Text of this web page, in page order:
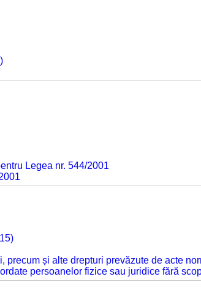
Legea nr. 544/2001
și alte drepturi prevăzute de acte
persoanelor fizice sau juridice fără